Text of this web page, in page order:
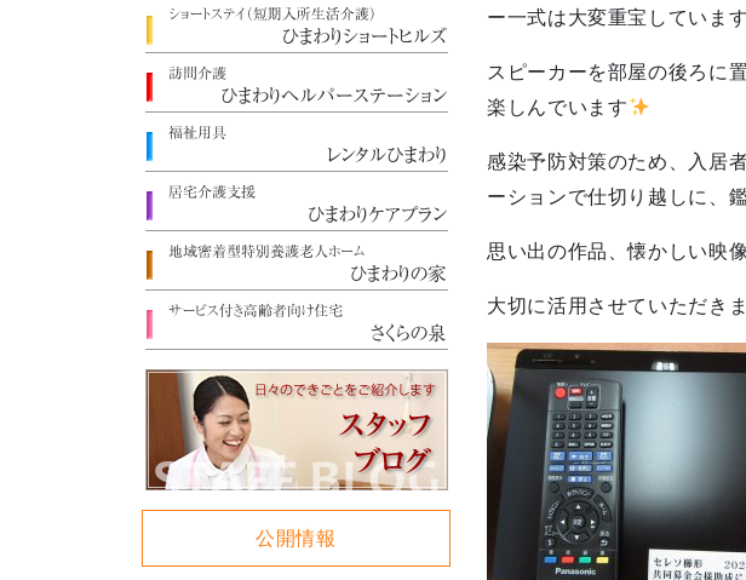
ー一式は大変重宝していま
スピーカーを部屋の後ろに
楽しんでいます
感染予防対策のため、入居
ーションで仕切り越しに、
思い出の作品、懐かしい映
大切に活用させていただき
公開情報